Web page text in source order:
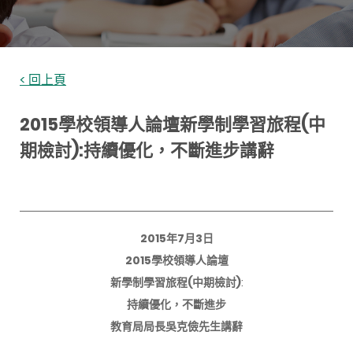
< 回上頁
2015學校領導人論壇新學制學習旅程(中
期檢討):持續優化，不斷進步講辭
2015年7月3日
2015學校領導人論壇
新學制學習旅程(中期檢討):
持續優化，不斷進步
教育局局長吳克儉先生講辭